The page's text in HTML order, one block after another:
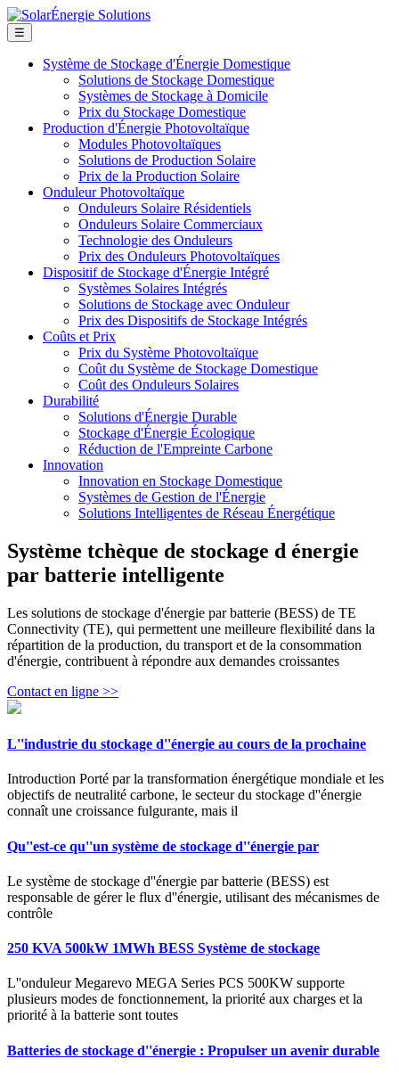
☰
Système de Stockage d'Énergie Domestique
Solutions de Stockage Domestique
Systèmes de Stockage à Domicile
Prix du Stockage Domestique
Production d'Énergie Photovoltaïque
Modules Photovoltaïques
Solutions de Production Solaire
Prix de la Production Solaire
Onduleur Photovoltaïque
Onduleurs Solaire Résidentiels
Onduleurs Solaire Commerciaux
Technologie des Onduleurs
Prix des Onduleurs Photovoltaïques
Dispositif de Stockage d'Énergie Intégré
Systèmes Solaires Intégrés
Solutions de Stockage avec Onduleur
Prix des Dispositifs de Stockage Intégrés
Coûts et Prix
Prix du Système Photovoltaïque
Coût du Système de Stockage Domestique
Coût des Onduleurs Solaires
Durabilité
Solutions d'Énergie Durable
Stockage d'Énergie Écologique
Réduction de l'Empreinte Carbone
Innovation
Innovation en Stockage Domestique
Systèmes de Gestion de l'Énergie
Solutions Intelligentes de Réseau Énergétique
Système tchèque de stockage d énergie
par batterie intelligente
Les solutions de stockage d'énergie par batterie (BESS) de TE
Connectivity (TE), qui permettent une meilleure flexibilité dans la
répartition de la production, du transport et de la consommation
d'énergie, contribuent à répondre aux demandes croissantes
Contact en ligne >>
L''industrie du stockage d''énergie au cours de la prochaine
Introduction Porté par la transformation énergétique mondiale et les
objectifs de neutralité carbone, le secteur du stockage d''énergie
connaît une croissance fulgurante, mais il
Qu''est-ce qu''un système de stockage d''énergie par
Le système de stockage d''énergie par batterie (BESS) est
responsable de gérer le flux d''énergie, utilisant des mécanismes de
contrôle
250 KVA 500kW 1MWh BESS Système de stockage
L''onduleur Megarevo MEGA Series PCS 500KW supporte
plusieurs modes de fonctionnement, la priorité aux charges et la
priorité à la batterie sont toutes
Batteries de stockage d''énergie : Propulser un avenir durable